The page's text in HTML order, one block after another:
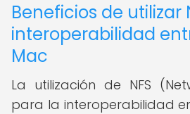
Beneficios de utilizar
interoperabilidad
Mac
La utilización de NFS
para la interoperabilidad